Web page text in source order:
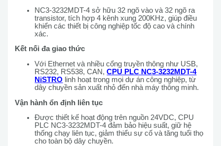
NC3-3232MDT-4 sở hữu 32 ngõ vào và 32 ngõ ra
transistor, tích hợp 4 kênh xung 200KHz, giúp điều
khiển các thiết bị công nghiệp tốc độ cao và chính
xác.
Kết nối đa giao thức
Với Ethernet và nhiều cổng truyền thông như USB,
RS232, RS538, CAN,CPU PLC NC3-3232MDT-4
NiSTRO linh hoạt trong mọi dự án công nghiệp, từ
dây chuyền sản xuất nhỏ đến nhà máy thông minh.
Vận hành ổn định liên tục
Được thiết kế hoạt động trên nguồn 24VDC, CPU
PLC NC3-3232MDT-4 đảm bảo hiệu suất, giữ hệ
thống chạy liên tục, giảm thiểu sự cố và tăng tuổi thọ
cho toàn bộ dây chuyền.